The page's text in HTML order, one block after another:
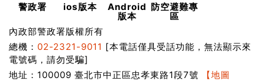
警政署 ios版本
Android
版本
防空避難專
區
內政部警政署版權所有
總機： 02-2321-9011 [本電話僅具受話功能，無法顯示來
電號碼，請勿受騙]
地址：100009 臺北市中正區忠孝東路1段7號
【地圖